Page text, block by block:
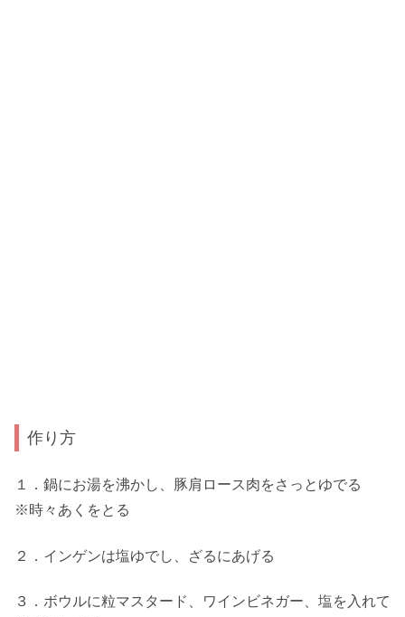
作り方
１．鍋にお湯を沸かし、豚肩ロース肉をさっとゆでる
※時々あくをとる
２．インゲンは塩ゆでし、ざるにあげる
３．ボウルに粒マスタード、ワインビネガー、塩を入れて